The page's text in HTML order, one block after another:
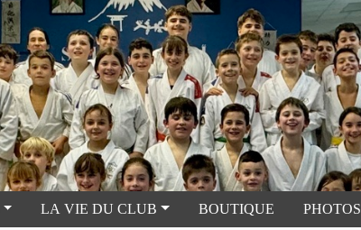
LA VIE DU CLUB BOUTIQUE PHOTOS